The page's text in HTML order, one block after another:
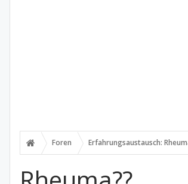
Foren Erfahrungsaustausch: